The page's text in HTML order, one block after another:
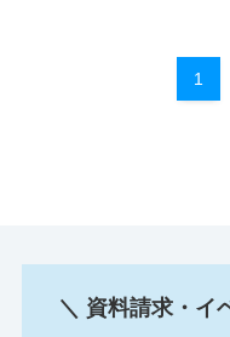
1
＼ 資料請求・イ